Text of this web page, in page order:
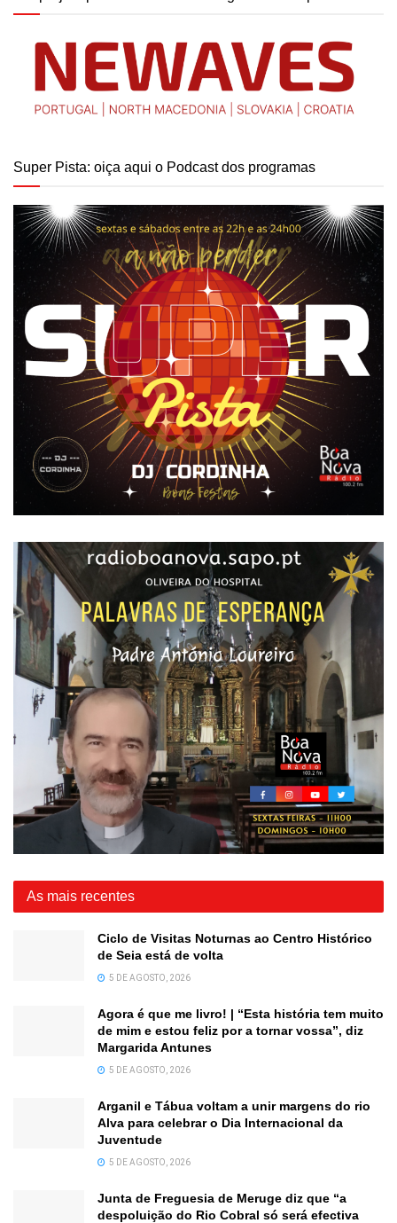
Super Pista: oiça aqui o Podcast dos programas
As mais recentes
Ciclo de Visitas Noturnas ao Centro Histórico
de Seia está de volta
5 DE AGOSTO, 2026
Agora é que me livro! | “Esta história tem muito
de mim e estou feliz por a tornar vossa”, diz
Margarida Antunes
5 DE AGOSTO, 2026
Arganil e Tábua voltam a unir margens do rio
Alva para celebrar o Dia Internacional da
Juventude
5 DE AGOSTO, 2026
Junta de Freguesia de Meruge diz que “a
despoluição do Rio Cobral só será efectiva